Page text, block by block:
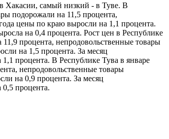
Хакасии, самый низкий - в Туве. В
подорожали на 11,5 процента,
цены по краю выросли на 1,1 процента.
на 0,4 процента. Рост цен в Республике
процента, непродовольственные товары
на 1,5 процента. За месяц
процента. В Республике Тува в январе
непродовольственные товары
на 0,9 процента. За месяц
процента.